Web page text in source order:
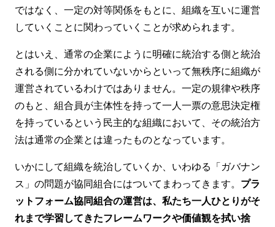
ではなく、一定の対等関係をもとに、組織を互いに運営
していくことに関わっていくことが求められます。
とはいえ、通常の企業にように明確に統治する側と統治
される側に分かれていないからといって無秩序に組織が
運営されているわけではありません。一定の規律や秩序
のもと、組合員が主体性を持って一人一票の意思決定権
を持っているという民主的な組織において、その統治方
法は通常の企業とは違ったものとなっています。
いかにして組織を統治していくか、いわゆる「ガバナン
ス」の問題が協同組合にはついてまわってきます。 プラ
ットフォーム協同組合の運営は、私たち一人ひとりがそ
れまで学習してきたフレームワークや価値観を拭い捨